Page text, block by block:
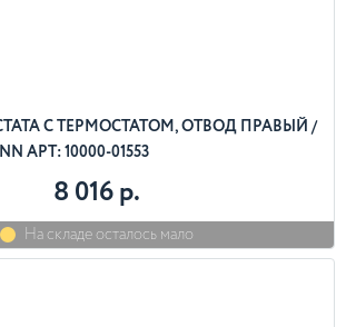
С ТЕРМОСТАТОМ, ОТВОД ПРАВЫЙ /
АРТ: 10000-01553
8 016 р.
На складе осталось мало